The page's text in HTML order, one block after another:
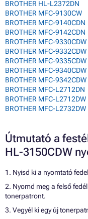
BROTHER HL-L2372DN
BROTHER MFC-9130CW
BROTHER MFC-9140CDN
BROTHER MFC-9142CDN
BROTHER MFC-9330CDW
BROTHER MFC-9332CDW
BROTHER MFC-9335CDW
BROTHER MFC-9340CDW
BROTHER MFC-9342CDW
BROTHER MFC-L2712DN
BROTHER MFC-L2712DW
BROTHER MFC-L2732DW
Útmutató a
HL-3150CDW
1. Nyisd ki a nyomtató
2. Nyomd meg a felső
tonerpatront.
3. Vegyél ki egy új